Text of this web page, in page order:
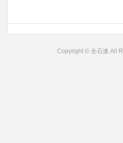
Copyright © 全石連 All